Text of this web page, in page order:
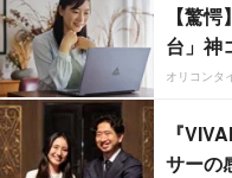
【驚
台」神
オリコンタ
『
サーの